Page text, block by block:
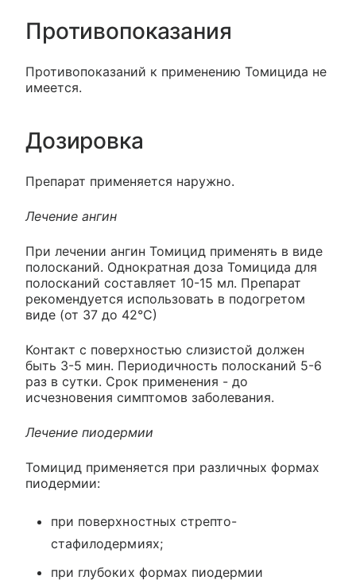
Противопоказания
Противопоказаний к применению Томицида не
имеется.
Дозировка
Препарат применяется наружно.
Лечение ангин
При лечении ангин Томицид применять в виде
полосканий. Однократная доза Томицида для
полосканий составляет 10-15 мл. Препарат
рекомендуется использовать в подогретом
виде (от 37 до 42°С)
Контакт с поверхностью слизистой должен
быть 3-5 мин. Периодичность полосканий 5-6
раз в сутки. Срок применения - до
исчезновения симптомов заболевания.
Лечение пиодермии
Томицид применяется при различных формах
пиодермии:
при поверхностных стрепто-
стафилодермиях;
при глубоких формах пиодермии